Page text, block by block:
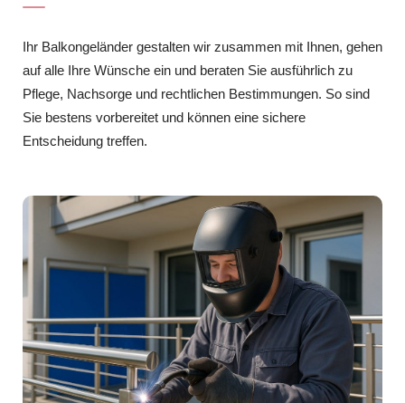
Ihr Balkongeländer gestalten wir zusammen mit Ihnen, gehen
auf alle Ihre Wünsche ein und beraten Sie ausführlich zu
Pflege, Nachsorge und rechtlichen Bestimmungen. So sind
Sie bestens vorbereitet und können eine sichere
Entscheidung treffen.